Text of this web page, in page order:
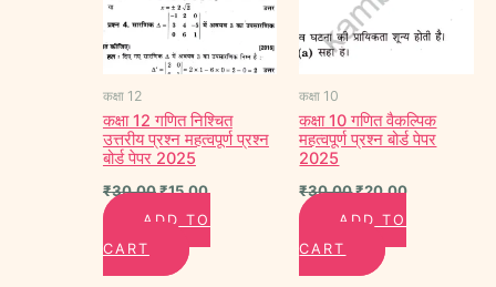
कक्षा 12
कक्षा 12 गणित निश्चित
उत्तरीय प्रश्न महत्वपूर्ण प्रश्न
बोर्ड पेपर 2025
₹30.00₹15.00
ADD TO
CART
कक्षा 10
कक्षा 10 गणित वैकल्पिक
महत्वपूर्ण प्रश्न बोर्ड पेपर
2025
₹30.00₹20.00
ADD TO
CART